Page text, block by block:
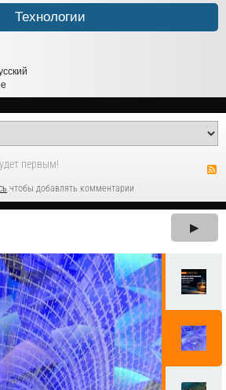
Технологии
первым!
чтобы добавлять комментарии
▶